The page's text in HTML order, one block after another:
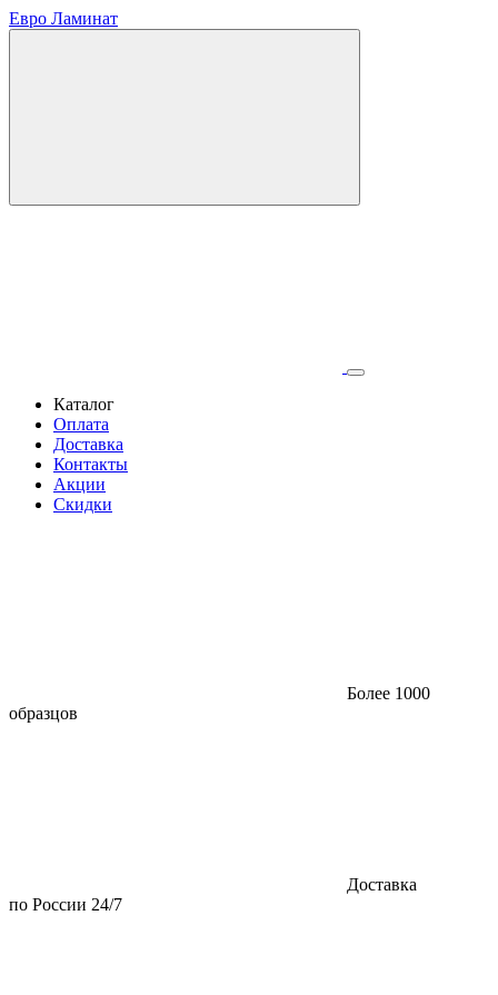
Евро Ламинат
Каталог
Оплата
Доставка
Контакты
Акции
Скидки
Более 1000
образцов
Доставка
по России 24/7